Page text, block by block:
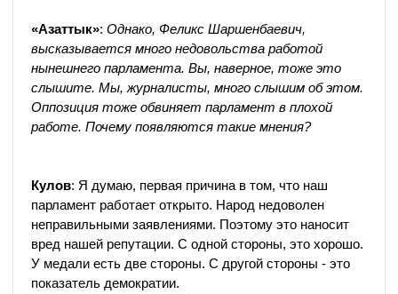
«Азаттык»: Однако, Феликс Шаршенбаевич,
высказывается много недовольства работой
нынешнего парламента. Вы, наверное, тоже это
слышите. Мы, журналисты, много слышим об этом.
Оппозиция тоже обвиняет парламент в плохой
работе. Почему появляются такие мнения?
Кулов: Я думаю, первая причина в том, что наш
парламент работает открыто. Народ недоволен
неправильными заявлениями. Поэтому это наносит
вред нашей репутации. С одной стороны, это хорошо.
У медали есть две стороны. С другой стороны - это
показатель демократии.